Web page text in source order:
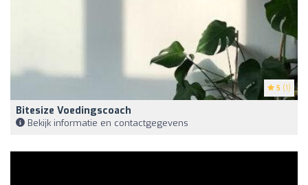
5 (1)
Bitesize Voedingscoach
Bekijk informatie en contactgegevens